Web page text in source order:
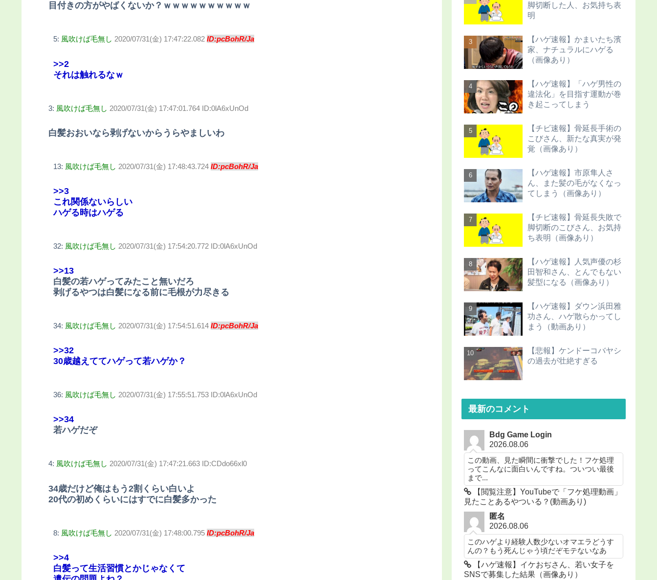
目付きの方がやばくないか？ｗｗｗｗｗｗｗｗｗｗ
5: 風吹けば毛無し 2020/07/31(金) 17:47:22.082 ID:pcBohR/Ja
>>2
それは触れるなｗ
3: 風吹けば毛無し 2020/07/31(金) 17:47:01.764 ID:0lA6xUnOd
白髪おおいなら剥げないからうらやましいわ
13: 風吹けば毛無し 2020/07/31(金) 17:48:43.724 ID:pcBohR/Ja
>>3
これ関係ないらしい
ハゲる時はハゲる
32: 風吹けば毛無し 2020/07/31(金) 17:54:20.772 ID:0lA6xUnOd
>>13
白髪の若ハゲってみたこと無いだろ
剥げるやつは白髪になる前に毛根が力尽きる
34: 風吹けば毛無し 2020/07/31(金) 17:54:51.614 ID:pcBohR/Ja
>>32
30歳越えててハゲって若ハゲか？
36: 風吹けば毛無し 2020/07/31(金) 17:55:51.753 ID:0lA6xUnOd
>>34
若ハゲだぞ
4: 風吹けば毛無し 2020/07/31(金) 17:47:21.663 ID:CDdo66xl0
34歳だけど俺はもう2割くらい白いよ
20代の初めくらいにはすでに白髪多かった
8: 風吹けば毛無し 2020/07/31(金) 17:48:00.795 ID:pcBohR/Ja
>>4
白髪って生活習慣とかじゃなくて
脚切断した人、お気持ち表
明
【ハゲ速報】かまいたち濱
家、ナチュラルにハゲる
（画像あり）
【ハゲ速報】「ハゲ男性の
違法化」を目指す運動が巻
き起こってしまう
【チビ速報】骨延長手術の
こびさん、新たな真実が発
覚（画像あり）
【ハゲ速報】市原隼人さ
ん、また髪の毛がなくなっ
てしまう（画像あり）
【チビ速報】骨延長失敗で
脚切断のこびさん、お気持
ち表明（画像あり）
【ハゲ速報】人気声優の杉
田智和さん、とんでもない
髪型になる（画像あり）
【ハゲ速報】ダウン浜田雅
功さん、ハゲ散らかってし
まう（動画あり）
【悲報】ケンドーコバヤシ
の過去が壮絶すぎる
最新のコメント
Bdg Game Login
2026.08.06
この動画、見た瞬間に衝撃でした！フケ処理
ってこんなに面白いんですね。ついつい最後
まで...
【閲覧注意】YouTubeで「フケ処理動画」
見たことあるやついる？(動画あり)
匿名
2026.08.06
このハゲより経験人数少ないオマエラどうす
んの？もう死んじゃう頃だぞモテないなあ
【ハゲ速報】イケおぢさん、若い女子を
SNSで募集した結果（画像あり）